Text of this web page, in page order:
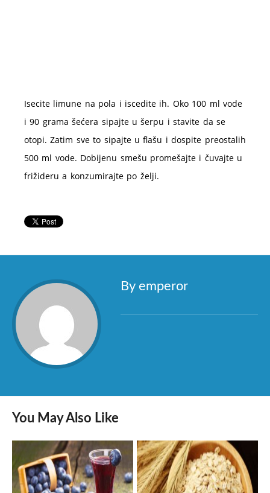
Isecite limune na pola i iscedite ih. Oko 100 ml vode
i 90 grama šećera sipajte u šerpu i stavite da se
otopi. Zatim sve to sipajte u flašu i dospite preostalih
500 ml vode. Dobijenu smešu promešajte i čuvajte u
frižideru a konzumirajte po želji.
By emperor
You May Also Like